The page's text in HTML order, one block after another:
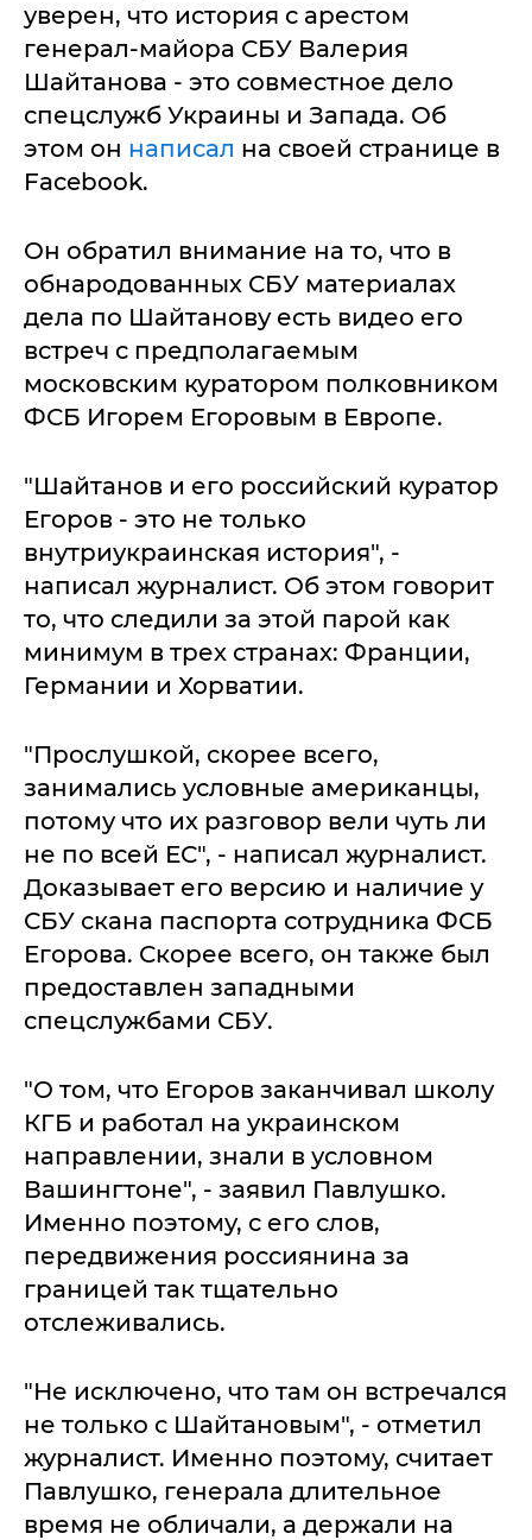
уверен, что история с арестом
генерал-майора СБУ Валерия
Шайтанова - это совместное дело
спецслужб Украины и Запада. Об
этом он написал на своей странице в
Facebook.
Он обратил внимание на то, что в
обнародованных СБУ материалах
дела по Шайтанову есть видео его
встреч с предполагаемым
московским куратором полковником
ФСБ Игорем Егоровым в Европе.
"Шайтанов и его российский куратор
Егоров - это не только
внутриукраинская история", -
написал журналист. Об этом говорит
то, что следили за этой парой как
минимум в трех странах: Франции,
Германии и Хорватии.
"Прослушкой, скорее всего,
занимались условные американцы,
потому что их разговор вели чуть ли
не по всей ЕС", - написал журналист.
Доказывает его версию и наличие у
СБУ скана паспорта сотрудника ФСБ
Егорова. Скорее всего, он также был
предоставлен западными
спецслужбами СБУ.
"О том, что Егоров заканчивал школу
КГБ и работал на украинском
направлении, знали в условном
Вашингтоне", - заявил Павлушко.
Именно поэтому, с его слов,
передвижения россиянина за
границей так тщательно
отслеживались.
"Не исключено, что там он встречался
не только с Шайтановым", - отметил
журналист. Именно поэтому, считает
Павлушко, генерала длительное
время не обличали, а держали на